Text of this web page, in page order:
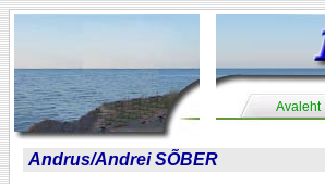
Avaleht
Andrus/Andrei SÕBER